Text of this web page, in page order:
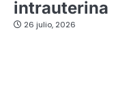
intrauterina
26 julio, 2026